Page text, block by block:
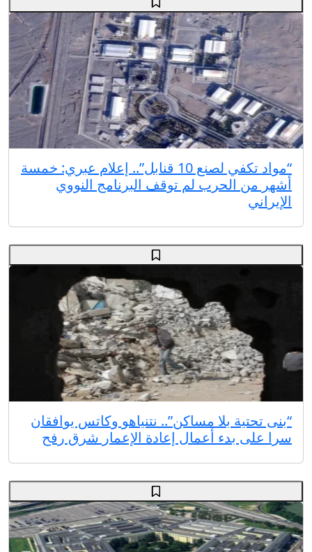
“مواد تكفي لصنع 10 قنابل”.. إعلام عبري: خمسة
أشهر من الحرب لم توقف البرنامج النووي
الإيراني
“بنى تحتية بلا مساكن”.. نتنياهو وكاتس يوافقان
سرا على بدء أعمال إعادة الإعمار شرق رفح